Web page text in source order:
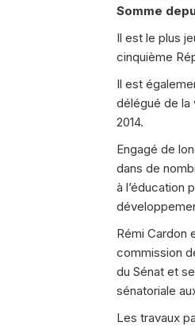
Somme
Il est le plus
cinquième
Il est
délégué de la
2014.
Engagé de
dans de
à l’éducation
Rémi Cardon
commission
du Sénat et
sénatoriale
Les travaux